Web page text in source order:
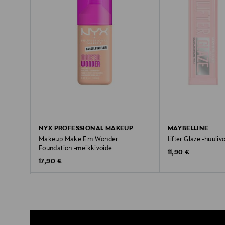
NYX PROFESSIONAL MAKEUP
Makeup Make Em Wonder
Foundation -meikkivoide
Original Price
17,90 €
MAYBELLINE
Lifter Glaze -
Original Price
11,90 €